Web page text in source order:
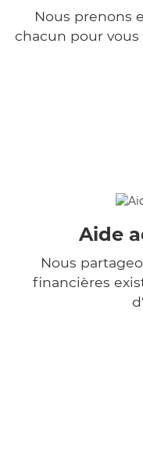
Nous prenons
chacun pour
Aide
Nous
financières